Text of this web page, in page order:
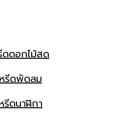
ดอกไม้สด
รีดพัดลม
ดนาฬิกา